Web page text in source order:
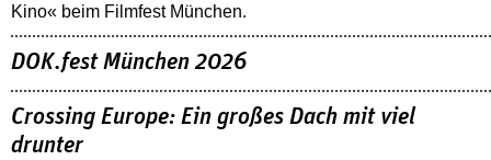
Kino« beim Filmfest München.
DOK.fest München 2026
Crossing Europe: Ein großes Dach mit viel
drunter